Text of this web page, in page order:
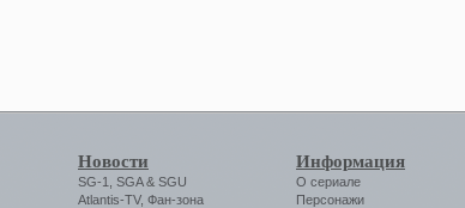
Новости
SG-1 SGA& SGU
Atlantis-TV, Фан-зона
Информация
О сериале
Персонажи